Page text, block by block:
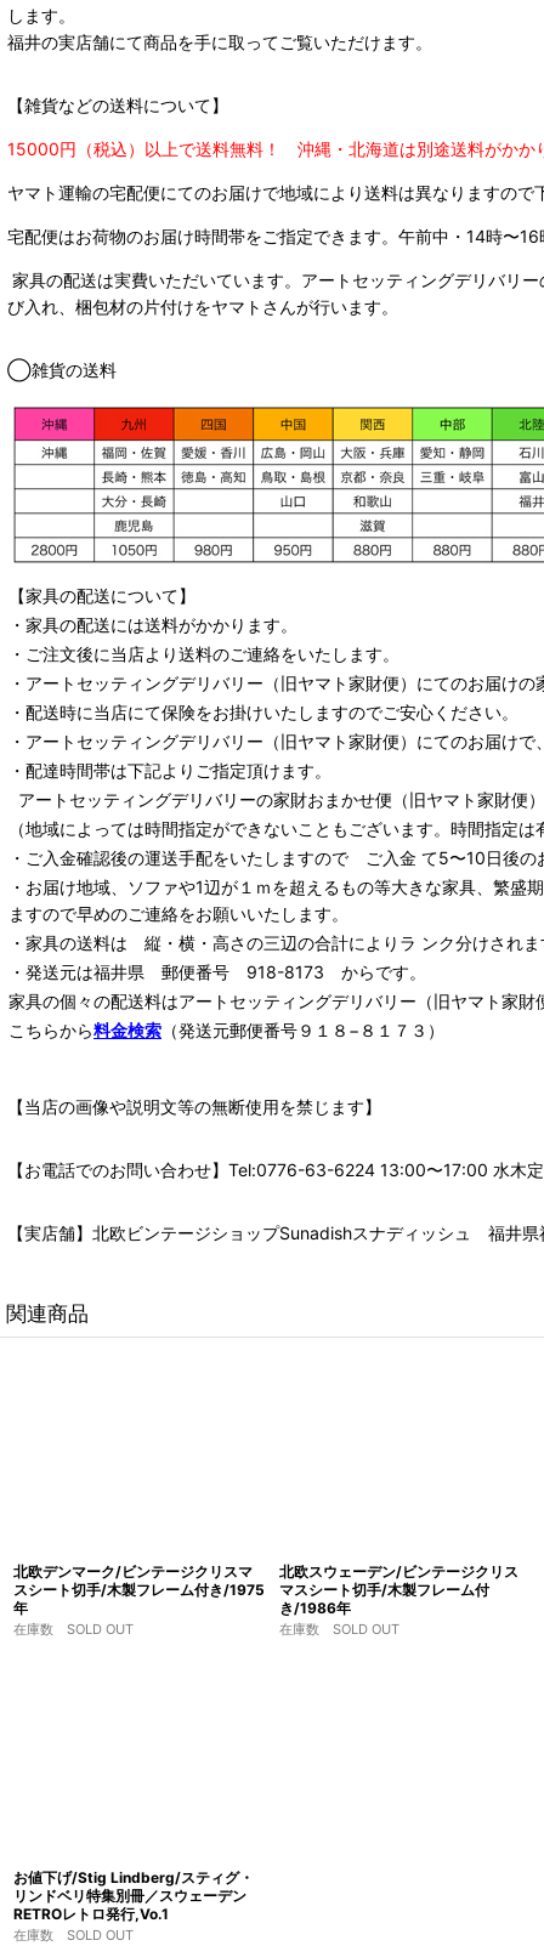
します。
福井の実店舗にて商品を手に取ってご覧いただけます。
【雑貨などの送料について】
15000円（税込）以上で送料無料！ 沖縄・北海道は別途送料がかか
ヤマト運輸の宅配便にてのお届けで地域により送料は異なりますので
宅配便はお荷物のお届け時間帯をご指定できます。 午前中・14時〜
家具の配送は実費いただいています。アートセッティングデリバリ
び入れ、梱包材の片付けをヤマトさんが行います。
◯雑貨の送料
【家具の配送について】
・家具の配送には送料がかかります。
・ご注文後に当店より送料のご連絡をいたします。
・ アートセッティングデリバリー （旧ヤマト家財便） にてのお届けの
・配送時に当店にて保険をお掛けいたしますのでご安心ください。
・ アートセッティングデリバリー （旧ヤマト家財便） にてのお届けで
・配達時間帯は下記よりご指定頂けます。
アートセッティングデリバリーの家財おまかせ便 （旧ヤマト家財便
（地域によっては時間指定ができないこともございます。時間指定
・ご入金確認後の運送手配をいたしますので ご入金 て5〜10日後の
・お届け地域、ソファや1辺が１ｍを超えるもの等大きな家具、繁
ますので早めのご連絡をお願いいたします。
・家具の送料は 縦・横・高さの三辺の合計によりラ ンク分けされま
・発送元は福井県 郵便番号 918-8173 からです。
家具の個々の配送料はアートセッティングデリバリー （旧ヤマト家財
こちらから料金検索 （発送元郵便番号９１８−８１７３）
【当店の画像や説明文等の無断使用を禁じます】
【お電話でのお問い合わせ】Tel:0776-63-6224 13:00〜17:00 水木
【実店舗】北欧ビンテージショップSunadishスナディッシュ 福井
関連商品
北欧デンマーク/ビンテージクリスマ
スシート切手/木製フレーム付き/1975
年
在庫数 SOLD OUT
北欧スウェーデン/ビンテージクリス
マスシート切手/木製フレーム付
き/1986年
在庫数 SOLD OUT
お値下げ/Stig Lindberg/スティグ・
リンドベリ特集別冊／スウェーデン
RETROレトロ発行,Vo.1
在庫数 SOLD OUT